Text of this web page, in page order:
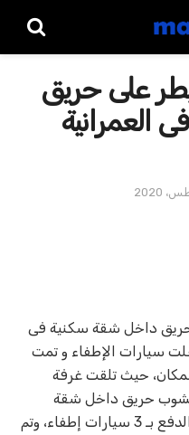
على حريق
العمرانية
حريق داخل شقة سكنية فى
سيارات الإطفاء و تمت
حيث تلقت غرفة
بنشوب حريق داخل شقة
سكنية فى منطقة العمرانية ، وتم الدفع بـ 3 سيارات إطفاء، وتم